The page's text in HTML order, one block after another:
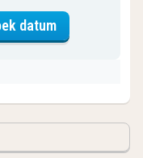
datumvoor Sea